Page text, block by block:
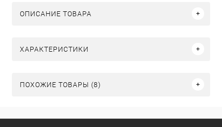
ОПИСАНИЕ ТОВАРА
ХАРАКТЕРИСТИКИ
ПОХОЖИЕ ТОВАРЫ (8)